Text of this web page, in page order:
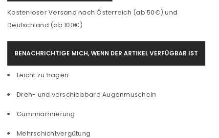
Kostenloser Versand nach Österreich (ab 50€) und
Deutschland (ab 100€)
BENACHRICHTIGE MICH, WENN DER ARTIKEL VERFÜGBAR IST
Leicht zu tragen
Dreh- und verschiebbare Augenmuscheln
Gummiarmierung
Mehrschichtvergütung